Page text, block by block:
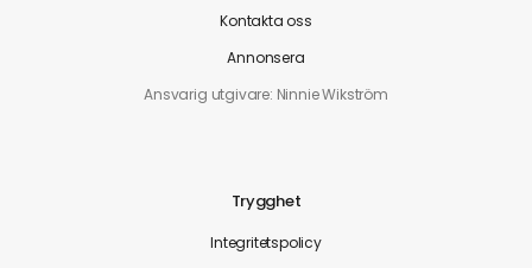
Kontakta oss
Annonsera
Ansvarig utgivare: Ninnie Wikström
Trygghet
Integritetspolicy